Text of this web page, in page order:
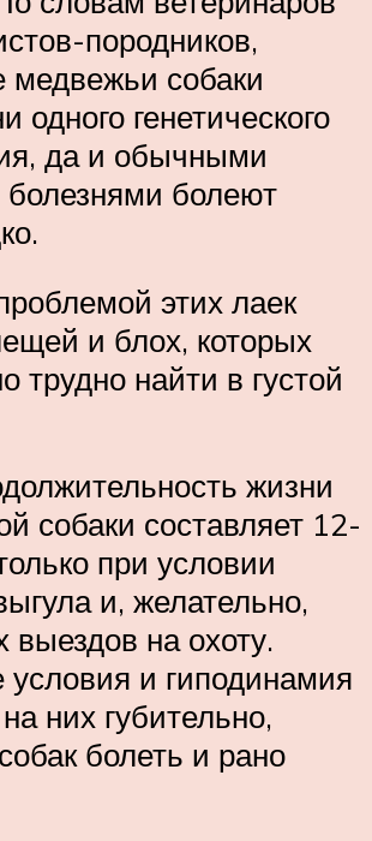
породников,
медвежьи собаки
одного генетического
да и обычными
болеют
этих лаек
и блох, которых
трудно найти в густой
жизни
собаки составляет 12-
при условии
и, желательно,
выездов на охоту.
и гиподинамия
них губительно,
болеть и рано